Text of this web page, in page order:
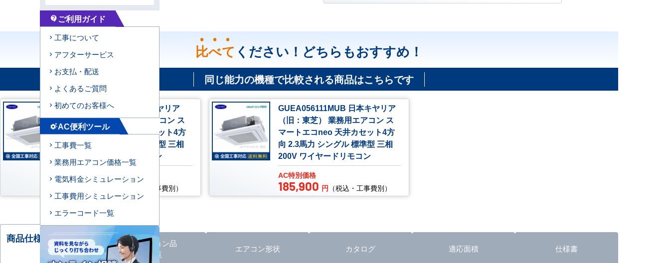
比べて ください！どちらもおすすめ！
同じ能力の機種で比較される商品はこちらです
GUEA056111XU 日本キヤリア
（旧：東芝） 業務用エアコン ス
マートエコneo 天井カセット4方
向 2.3馬力 シングル 標準型 三相
200V ワイヤレスリモコン
AC特別価格
185,800 （税込・工事費別）
GUEA056111MUB 日本キヤリア
（旧：東芝） 業務用エアコン ス
マートエコneo 天井カセット4方
向 2.3馬力 シングル 標準型 三相
200V ワイヤードリモコン
AC特別価格
185,900 円 （税込・工事費別）
商品仕様・比較される
商品
オプション品
一覧
エアコン形状 カタログ 適応面積 仕様書
contact_support ご利用ガイド
工事について
アフターサービス
お支払・配送
よくあるご質問
初めてのお客様へ
settings_suggestAC便利ツール
工事費一覧
業務用エアコン価格一覧
電気料金シミュレーション
工事費用シミュレーション
エラーコード一覧